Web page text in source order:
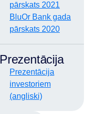
pārskats 2021
BluOr Bank gada
pārskats 2020
Prezentācija
Prezentācija
investoriem
(angliski)